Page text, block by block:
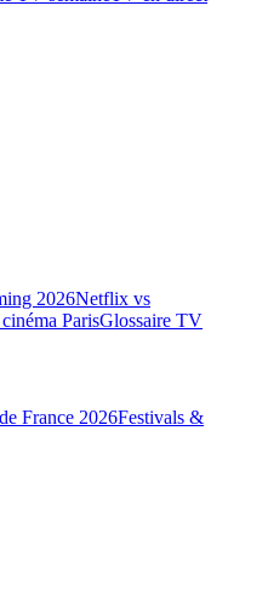
2026Netflix vs
ParisGlossaire TV
France 2026Festivals &